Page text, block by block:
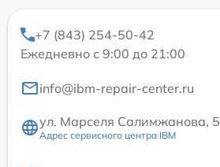
+7 (843) 254-50-42
Ежедневно с 9:00 до 21:00
info@ibm-repair-center.ru
ул. Марселя Салимжанова, 5
Адрес сервисного центра IBM